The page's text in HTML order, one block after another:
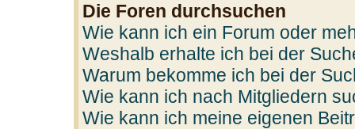
Die Foren durchsuchen
Wie kann ich ein Forum oder
Weshalb erhalte ich bei der
Warum bekomme ich bei der
Wie kann ich nach Mitgliedern
Wie kann ich meine eigenen